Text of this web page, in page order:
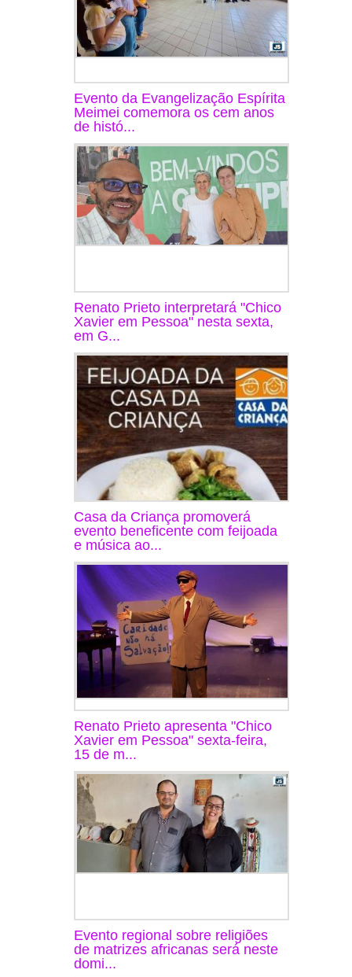
Evento da Evangelização Espírita
Meimei comemora os cem anos
de histó...
Renato Prieto interpretará "Chico
Xavier em Pessoa" nesta sexta,
em G...
Casa da Criança promoverá
evento beneficente com feijoada
e música ao...
Renato Prieto apresenta "Chico
Xavier em Pessoa" sexta-feira,
15 de m...
Evento regional sobre religiões
de matrizes africanas será neste
domi...